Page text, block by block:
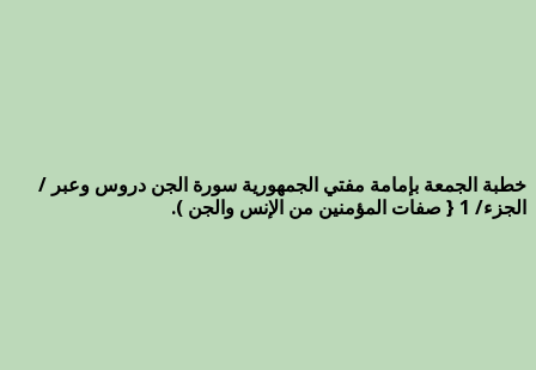
خطبة الجمعة بإمامة مفتي الجمهورية سورة الجن دروس وعبر /
الجزء/ 1 { صفات المؤمنين من الإنس والجن ).